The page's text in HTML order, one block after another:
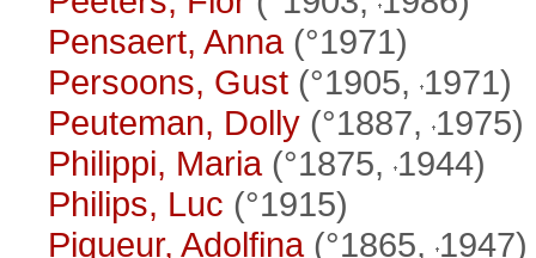
Pensaert, Anna(°1971)
Persoons, Gust (°1905, 1971)
Peuteman, Dolly (°1887, 1975)
Philippi, Maria(°1875, 1944)
Philips, Luc (°1915)
Piqueur, Adolfina(°1865, 1947)